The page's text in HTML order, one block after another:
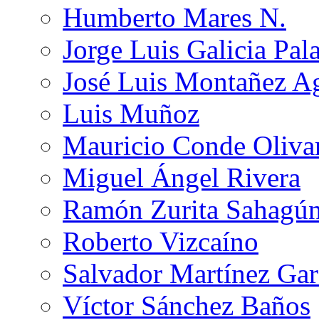
Humberto Mares N.
Jorge Luis Galicia
José Luis Montañez
Luis Muñoz
Mauricio Conde
Miguel Ángel Rivera
Ramón Zurita
Roberto Vizcaíno
Salvador Martínez
Víctor Sánchez Baños